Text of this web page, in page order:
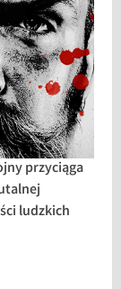
przyciąga
ludzkich